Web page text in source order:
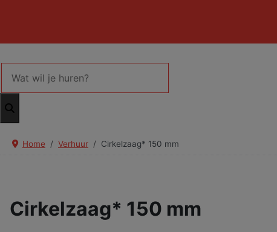
Home Verhuur Cirkelzaag* 150 mm
Cirkelzaag* 150 mm